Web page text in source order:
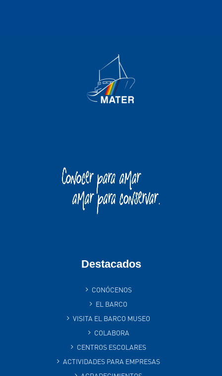
Destacados
CONÓCENOS
EL BARCO
VISITA EL BARCO MUSEO
COLABORA
CENTROS ESCOLARES
ACTIVIDADES PARA EMPRESAS